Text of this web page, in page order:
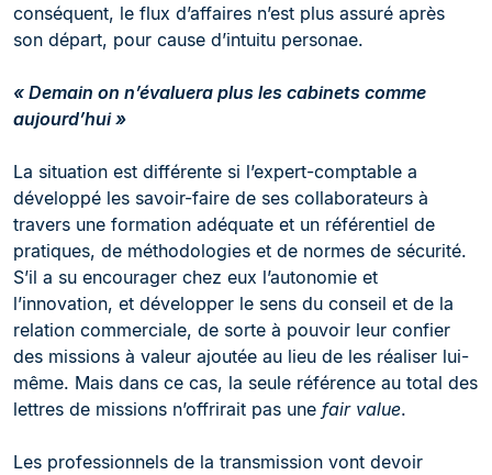
conséquent, le flux d’affaires n’est plus assuré après
son départ, pour cause d’intuitu personae.
« Demain on n’évaluera plus les cabinets comme
aujourd’hui »
La situation est différente si l’expert-comptable a
développé les savoir-faire de ses collaborateurs à
travers une formation adéquate et un référentiel de
pratiques, de méthodologies et de normes de sécurité.
S’il a su encourager chez eux l’autonomie et
l’innovation, et développer le sens du conseil et de la
relation commerciale, de sorte à pouvoir leur confier
des missions à valeur ajoutée au lieu de les réaliser lui-
même. Mais dans ce cas, la seule référence au total des
lettres de missions n’offrirait pas une fair value.
Les professionnels de la transmission vont devoir